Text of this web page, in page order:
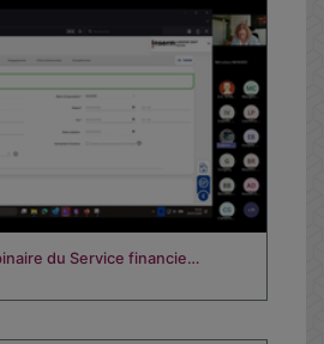
du Service financie…